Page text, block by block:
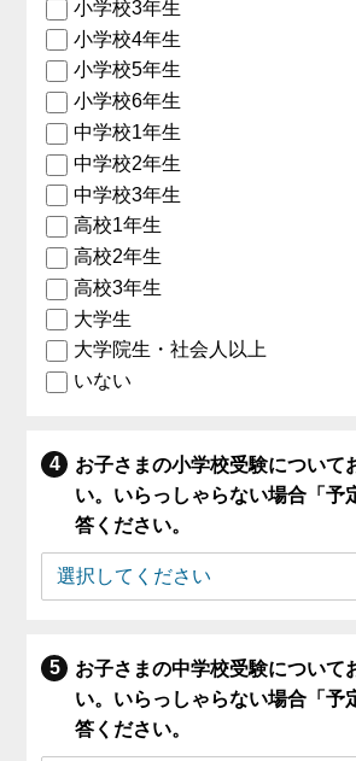
小学校3年生
小学校4年生
小学校5年生
小学校6年生
中学校1年生
中学校2年生
中学校3年生
高校1年生
高校2年生
高校3年生
大学生
大学院生・社会人以上
いない
お子さまの小学校受験について
い。いらっしゃらない場合「予
答ください。
お子さまの中学校受験について
い。いらっしゃらない場合「予
答ください。